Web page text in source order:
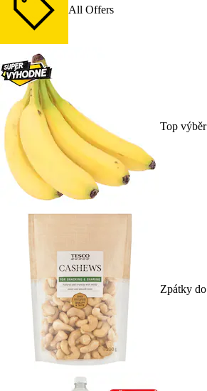
All Offers
Top výběr
Zpátky